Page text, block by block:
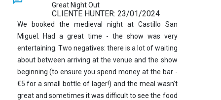
Great Night Out
CLIENTE HUNTER: 23/01/2024
We booked the medieval night at Castillo San
Miguel. Had a great time - the show was very
entertaining. Two negatives: there is a lot of waiting
about between arriving at the venue and the show
beginning (to ensure you spend money at the bar -
€5 for a small bottle of lager!) and the meal wasn’t
great and sometimes it was difficult to see the food